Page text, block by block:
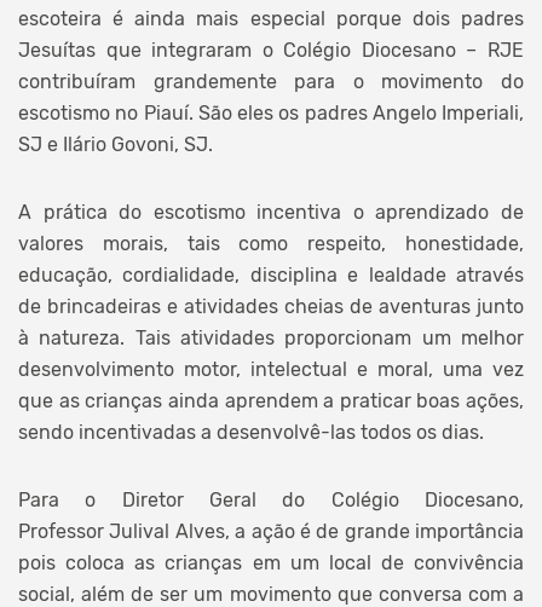
escoteira é ainda mais especial porque dois padres
Jesuítas que integraram o Colégio Diocesano – RJE
contribuíram grandemente para o movimento do
escotismo no Piauí. São eles os padres Angelo Imperiali,
SJ e Ilário Govoni, SJ.
A prática do escotismo incentiva o aprendizado de
valores morais, tais como respeito, honestidade,
educação, cordialidade, disciplina e lealdade através
de brincadeiras e atividades cheias de aventuras junto
à natureza. Tais atividades proporcionam um melhor
desenvolvimento motor, intelectual e moral, uma vez
que as crianças ainda aprendem a praticar boas ações,
sendo incentivadas a desenvolvê-las todos os dias.
Para o Diretor Geral do Colégio Diocesano,
Professor Julival Alves, a ação é de grande importância
pois coloca as crianças em um local de convivência
social, além de ser um movimento que conversa com a